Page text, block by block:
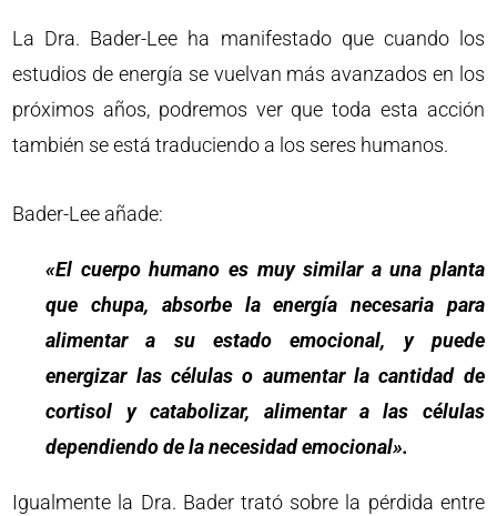
La Dra. Bader-Lee ha manifestado que cuando los
estudios de energía se vuelvan más avanzados en los
próximos años, podremos ver que toda esta acción
también se está traduciendo a los seres humanos.
Bader-Lee añade:
«El cuerpo humano es muy similar a una planta
que chupa, absorbe la energía necesaria para
alimentar a su estado emocional, y puede
energizar las células o aumentar la cantidad de
cortisol y catabolizar, alimentar a las células
dependiendo de la necesidad emocional».
Igualmente la Dra. Bader trató sobre la pérdida entre